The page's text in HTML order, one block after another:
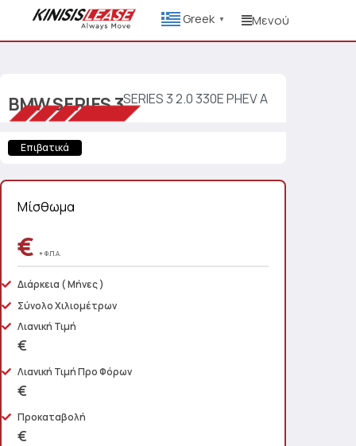
Greek ▼ Μενού
BMWSERIES 3SERIES 3 2.0 330E PHEV A
Επιβατικά
Μίσθωμα
€ + Φ.Π.Α.
Διάρκεια ( Μήνες )
Σύνολο Χιλιομέτρων
Λιανική Τιμή
€
Λιανική Τιμή Προ Φόρων
€
Προκαταβολή
€